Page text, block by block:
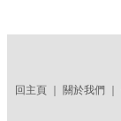
回主頁｜ 關於我們